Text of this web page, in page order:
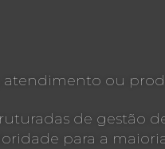
atendimento ou
de gestão
para a